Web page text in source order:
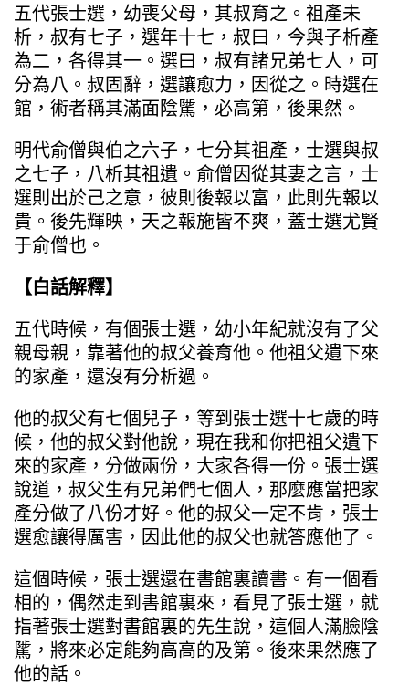
五代張士選，幼喪父母，其叔育之。祖產未
析，叔有七子，選年十七，叔曰，今與子析產
為二，各得其一。選曰，叔有諸兄弟七人，可
分為八。叔固辭，選讓愈力，因從之。時選在
館，術者稱其滿面陰騭，必高第，後果然。
明代俞僧與伯之六子，七分其祖產，士選與叔
之七子，八析其祖遺。俞僧因從其妻之言，士
選則出於己之意，彼則後報以富，此則先報以
貴。後先輝映，天之報施皆不爽，蓋士選尤賢
于俞僧也。
【白話解釋】
五代時候，有個張士選，幼小年紀就沒有了父
親母親，靠著他的叔父養育他。他祖父遺下來
的家產，還沒有分析過。
他的叔父有七個兒子，等到張士選十七歲的時
候，他的叔父對他說，現在我和你把祖父遺下
來的家產，分做兩份，大家各得一份。張士選
說道，叔父生有兄弟們七個人，那麼應當把家
產分做了八份才好。他的叔父一定不肯，張士
選愈讓得厲害，因此他的叔父也就答應他了。
這個時候，張士選還在書館裏讀書。有一個看
相的，偶然走到書館裏來，看見了張士選，就
指著張士選對書館裏的先生說，這個人滿臉陰
騭，將來必定能夠高高的及第。後來果然應了
他的話。